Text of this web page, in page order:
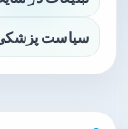
سیاست